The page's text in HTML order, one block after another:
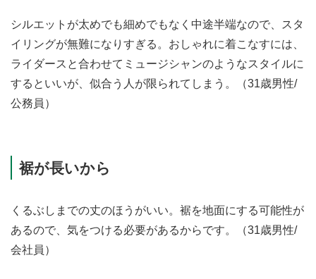
シルエットが太めでも細めでもなく中途半端なので、スタ
イリングが無難になりすぎる。おしゃれに着こなすには、
ライダースと合わせてミュージシャンのようなスタイルに
するといいが、似合う人が限られてしまう。（31歳男性/
公務員）
裾が長いから
くるぶしまでの丈のほうがいい。裾を地面にする可能性が
あるので、気をつける必要があるからです。（31歳男性/
会社員）